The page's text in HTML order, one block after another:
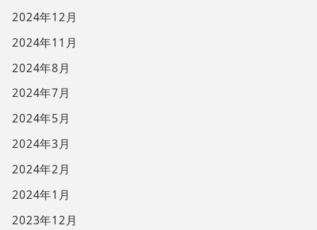
2024年12月
2024年11月
2024年8月
2024年7月
2024年5月
2024年3月
2024年2月
2024年1月
2023年12月